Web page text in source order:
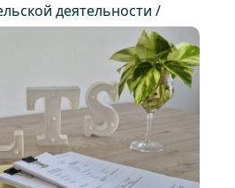
деятельности /
бизнеса